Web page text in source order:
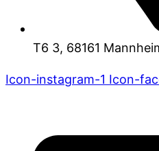
T6 3, 68161
Icon-instagram-1 Icon-